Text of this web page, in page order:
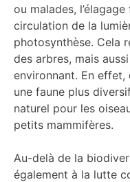
ou malades,
circulation de la
photosynthèse. Cela
des arbres, mais
environnant. En
une faune plus
naturel pour les
petits mammifères.
Au-delà de la
également à la lutte